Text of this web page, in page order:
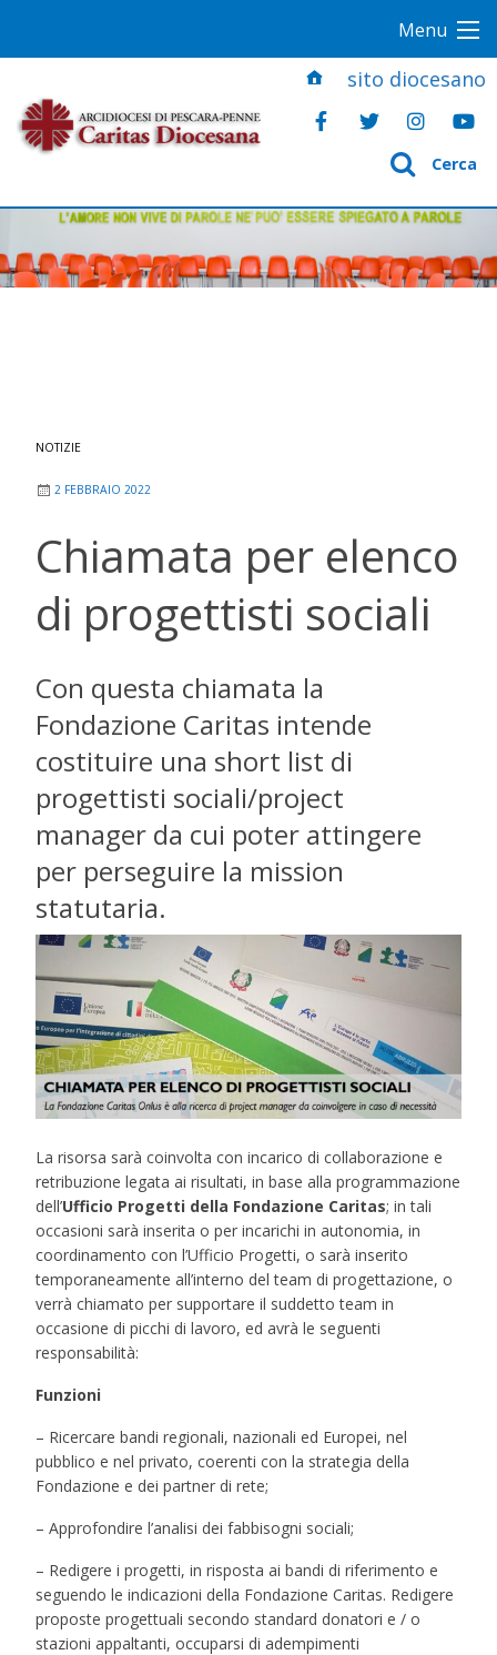
n
t
Menu
sito diocesano
Cerca
NOTIZIE
2 FEBBRAIO 2022
Chiamata per elenco
di progettisti sociali
Con questa chiamata la
Fondazione Caritas intende
costituire una short list di
progettisti sociali/project
manager da cui poter attingere
per perseguire la mission
statutaria.
La risorsa sarà coinvolta con incarico di collaborazione e
retribuzione legata ai risultati, in base alla programmazione
dell’Ufficio Progetti della Fondazione Caritas; in tali
occasioni sarà inserita o per incarichi in autonomia, in
coordinamento con l’Ufficio Progetti, o sarà inserito
temporaneamente all’interno del team di progettazione, o
verrà chiamato per supportare il suddetto team in
occasione di picchi di lavoro, ed avrà le seguenti
responsabilità:
Funzioni
– Ricercare bandi regionali, nazionali ed Europei, nel
pubblico e nel privato, coerenti con la strategia della
Fondazione e dei partner di rete;
– Approfondire l’analisi dei fabbisogni sociali;
– Redigere i progetti, in risposta ai bandi di riferimento e
seguendo le indicazioni della Fondazione Caritas. Redigere
proposte progettuali secondo standard donatori e / o
stazioni appaltanti, occuparsi di adempimenti